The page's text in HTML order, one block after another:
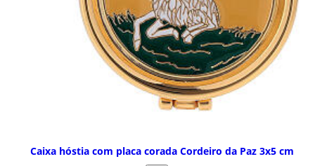
Caixa hóstia com placa corada Cordeiro da Paz 3x5 cm